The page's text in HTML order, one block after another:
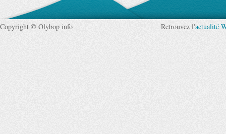
Copyright © Olybop info Retrouvez l'actualité